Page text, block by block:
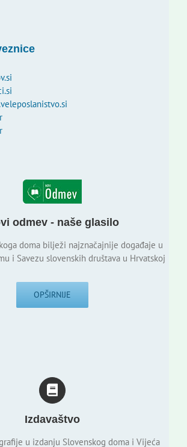
odmev - naše glasilo
doma bilježi najznačajnije događaje u
i Savezu slovenskih društava u Hrvatskoj
OPŠIRNIJE
Izdavaštvo
u izdanju Slovenskog doma i Vijeća